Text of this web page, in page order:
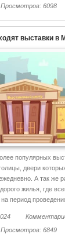
Просмотров: 6098
выставки в
популярных
двери
А так же
жилья, где
период
Просмотров: 6849